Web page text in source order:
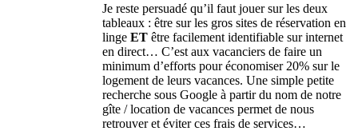
Je reste persuadé qu’il faut jouer sur les deux
tableaux : être sur les gros sites de réservation en
linge ET être facilement identifiable sur internet
en direct… C’est aux vacanciers de faire un
minimum d’efforts pour économiser 20% sur le
logement de leurs vacances. Une simple petite
recherche sous Google à partir du nom de notre
gîte / location de vacances permet de nous
retrouver et éviter ces frais de services…